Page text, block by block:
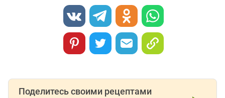
Поделитесь своими рецептами